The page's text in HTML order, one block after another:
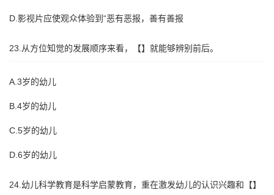
D.影视片应使观众体验到“恶有恶报，善有善报
23.从方位知觉的发展顺序来看，【】就能够辨别前后。
A.3岁的幼儿
B.4岁的幼儿
C.5岁的幼儿
D.6岁的幼儿
24.幼儿科学教育是科学启蒙教育，重在激发幼儿的认识兴趣和【】